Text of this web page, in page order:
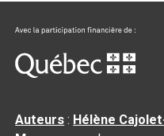
Auteurs : Hélène